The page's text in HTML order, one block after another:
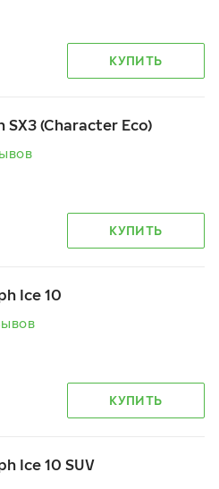
КУПИТЬ
SX3 (Character Eco)
КУПИТЬ
Ice 10
КУПИТЬ
Ice 10 SUV